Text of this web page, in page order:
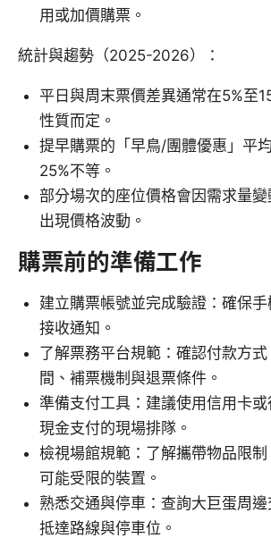
用或加價購票。
統計與趨勢（2025-2026）：
平日與周末票價差異通常在5%至
性質而定。
提早購票的「早鳥/團體優惠」平
25%不等。
部分場次的座位價格會因需求量
出現價格波動。
購票前的準備工作
建立購票帳號並完成驗證：確保
接收通知。
了解票務平台規範：確認付款方
間、補票機制與退票條件。
準備支付工具：建議使用信用卡
現金支付的現場排隊。
檢視場館規範：了解攜帶物品限
可能受限的裝置。
熟悉交通與停車：查詢大巨蛋周邊
抵達路線與停車位。